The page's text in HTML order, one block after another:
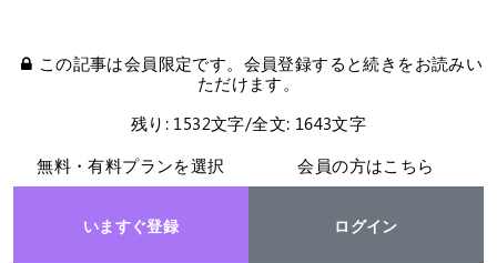
この記事は会員限定です。会員登録すると続きをお読みい
ただけます。
残り: 1532文字/全文: 1643文字
無料・有料プランを選択
いますぐ登録
会員の方はこちら
ログイン